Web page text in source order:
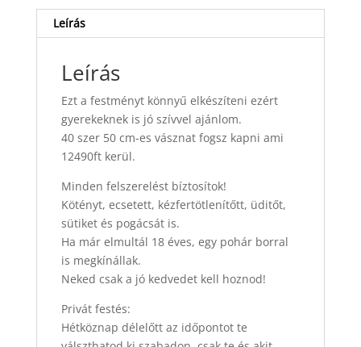
Leírás
Leírás
Ezt a festményt könnyű elkészíteni ezért
gyerekeknek is jó szívvel ajánlom.
40 szer 50 cm-es vásznat fogsz kapni ami
12490ft kerül.
Minden felszerelést bíztosítok!
Kötényt, ecsetett, kézfertötlenítőtt, üditőt,
sütiket és pogácsát is.
Ha már elmultál 18 éves, egy pohár borral
is megkínállak.
Neked csak a jó kedvedet kell hoznod!
Privát festés:
Hétköznap délelőtt az időpontot te